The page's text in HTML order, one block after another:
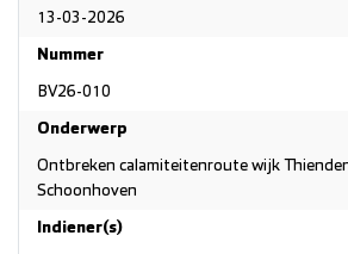
13-03-2026
Nummer
BV26-010
Onderwerp
Ontbreken calamiteitenroute wijk
Schoonhoven
Indiener(s)